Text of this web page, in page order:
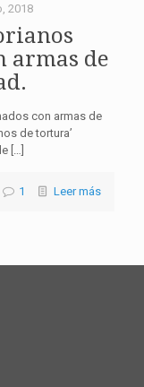
2018
armas de
con armas de
de tortura’
[…]
1 Leer más